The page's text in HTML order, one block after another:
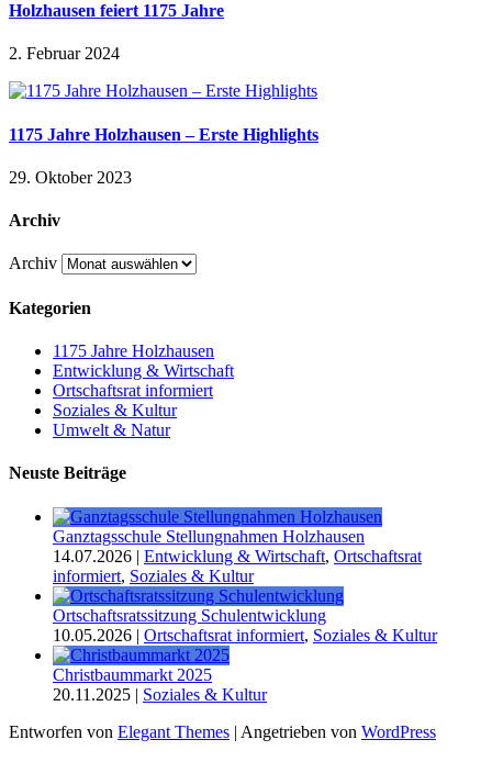
Holzhausen feiert 1175 Jahre
2. Februar 2024
1175 Jahre Holzhausen – Erste Highlights
29. Oktober 2023
Archiv
Archiv
Kategorien
1175 Jahre Holzhausen
Entwicklung & Wirtschaft
Ortschaftsrat informiert
Soziales & Kultur
Umwelt & Natur
Neuste Beiträge
Ganztagsschule Stellungnahmen Holzhausen
14.07.2026 | Entwicklung & Wirtschaft, Ortschaftsrat
informiert, Soziales & Kultur
Ortschaftsratssitzung Schulentwicklung
10.05.2026 | Ortschaftsrat informiert, Soziales & Kultur
Christbaummarkt 2025
20.11.2025 | Soziales & Kultur
Entworfen von Elegant Themes | Angetrieben von WordPress